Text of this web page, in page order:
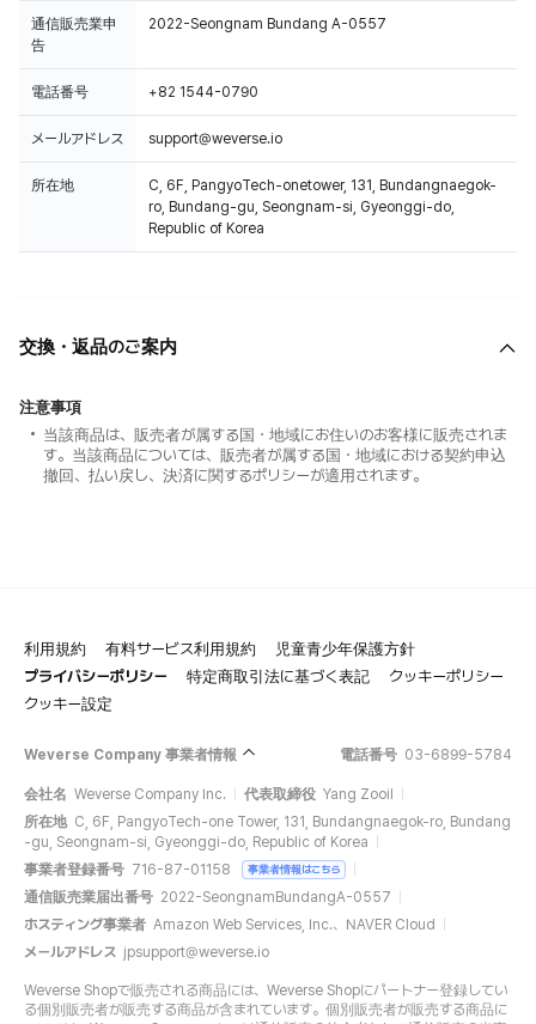
通信販売業申
告
2022-Seongnam Bundang A-0557
電話番号 +82 1544-0790
メールアドレス support@weverse.io
所在地
C, 6F, PangyoTech-onetower, 131, Bundangnaegok-
ro, Bundang-gu, Seongnam-si, Gyeonggi-do,
Republic of Korea
交換・返品のご案内
注意事項
当該商品は、販売者が属する国・地域にお住いのお客様に販売されま
す。当該商品については、販売者が属する国・地域における契約申込
撤回、払い戻し、決済に関するポリシーが適用されます。
利用規約 有料サービス利用規約
児童青少年保護方針
プライバシーポリシー
特定商取引法に基づく表記
クッキーポリシー
クッキー設定
Weverse Company 事業者情報 電話番号 03-6899-5784
会社名 Weverse Company Inc. 代表取締役 Yang Zooil
所在地 C, 6F, PangyoTech-one Tower, 131, Bundangnaegok-ro, Bundang
-gu, Seongnam-si, Gyeonggi-do, Republic of Korea
事業者登録番号 716-87-01158 事業者情報はこちら
通信販売業届出番号 2022-SeongnamBundangA-0557
ホスティング事業者 Amazon Web Services, Inc.、NAVER Cloud
メールアドレス jpsupport@weverse.io
Weverse Shopで販売される商品には、Weverse Shopにパートナー登録してい
る個別販売者が販売する商品が含まれています。個別販売者が販売する商品に